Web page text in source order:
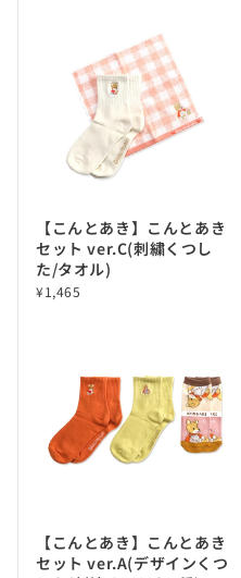
【こんとあき】こんとあき
セット ver.C(刺繍くつし
た/タオル)
¥1,465
【こんとあき】こんとあき
セット ver.A(デザインくつ